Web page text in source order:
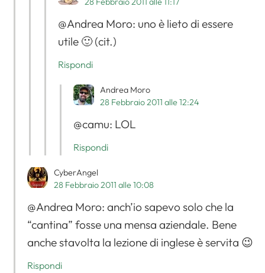
@Andrea Moro: uno è lieto di essere
utile 🙂 (cit.)
Rispondi
Andrea Moro
28 Febbraio 2011 alle 12:24
@camu: LOL
Rispondi
CyberAngel
28 Febbraio 2011 alle 10:08
@Andrea Moro: anch’io sapevo solo che la
“cantina” fosse una mensa aziendale. Bene
anche stavolta la lezione di inglese è servita 😉
Rispondi